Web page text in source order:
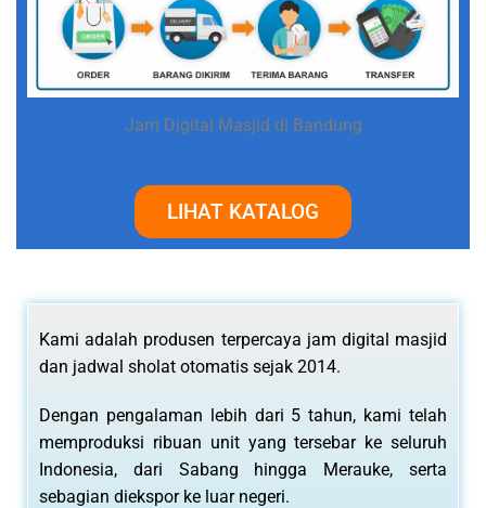
Jam Digital Masjid di Bandung
LIHAT KATALOG
Kami adalah produsen terpercaya jam digital masjid
dan jadwal sholat otomatis sejak 2014.
Dengan pengalaman lebih dari 5 tahun, kami telah
memproduksi ribuan unit yang tersebar ke seluruh
Indonesia, dari Sabang hingga Merauke, serta
sebagian diekspor ke luar negeri.